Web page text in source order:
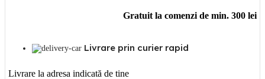
Gratuit la comenzi de min. 300 lei
Livrare prin curier rapid
Livrare la adresa indicată de tine